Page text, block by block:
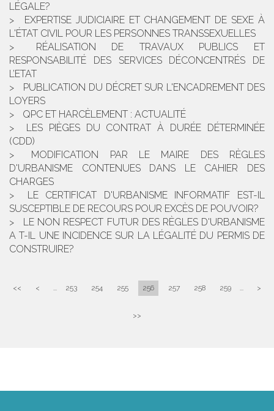
LÉGALE?
EXPERTISE JUDICIAIRE ET CHANGEMENT DE SEXE À
L'ÉTAT CIVIL POUR LES PERSONNES TRANSSEXUELLES
RÉALISATION DE TRAVAUX PUBLICS ET
RESPONSABILITÉ DES SERVICES DÉCONCENTRÉS DE
L’ETAT
PUBLICATION DU DÉCRET SUR L'ENCADREMENT DES
LOYERS
QPC ET HARCÈLEMENT : ACTUALITÉ
LES PIÈGES DU CONTRAT À DURÉE DÉTERMINÉE
(CDD)
MODIFICATION PAR LE MAIRE DES RÈGLES
D'URBANISME CONTENUES DANS LE CAHIER DES
CHARGES
LE CERTIFICAT D'URBANISME INFORMATIF EST-IL
SUSCEPTIBLE DE RECOURS POUR EXCÈS DE POUVOIR?
LE NON RESPECT FUTUR DES RÈGLES D'URBANISME
A T-IL UNE INCIDENCE SUR LA LÉGALITÉ DU PERMIS DE
CONSTRUIRE?
<< < ... 253 254 255 256 257 258 259 ... >
>>